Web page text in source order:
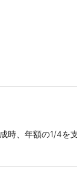
時、年額の1/4を支